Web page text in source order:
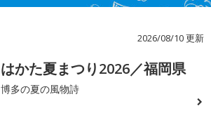
2026/08/10 更新
はかた夏まつり2026／福岡県
博多の夏の風物詩